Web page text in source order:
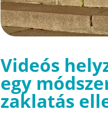
Videós
egy
zaklatás